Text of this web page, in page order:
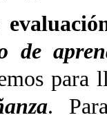
de
para
.